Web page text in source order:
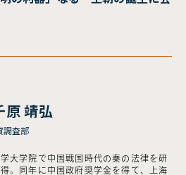
原 靖弘
調査部
大学院で中国戦国時代の秦の法律を研
。同年に中国政府奨学金を得て、上海